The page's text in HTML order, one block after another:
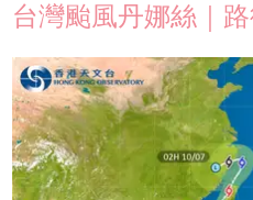
台灣颱風丹娜絲｜